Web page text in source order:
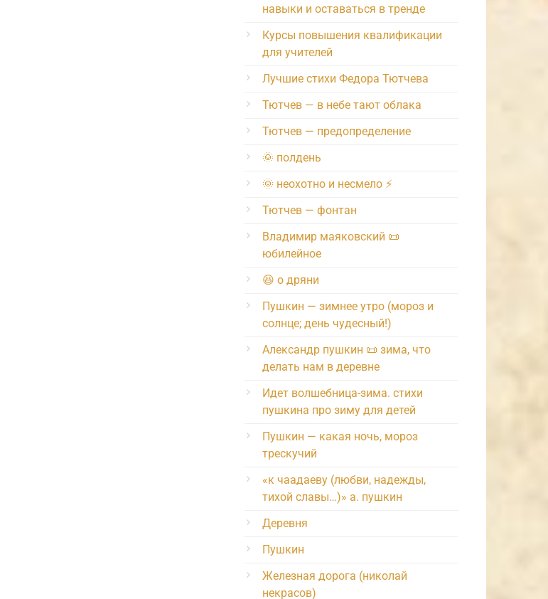
навыки и оставаться в тренде
Курсы повышения квалификации
для учителей
Лучшие стихи Федора Тютчева
Тютчев — в небе тают облака
Тютчев — предопределение
🌞 полдень
🌞 неохотно и несмело ⚡️
Тютчев — фонтан
Владимир маяковский 📜
юбилейное
😆 о дряни
Пушкин — зимнее утро (мороз и
солнце; день чудесный!)
Александр пушкин 📜 зима, что
делать нам в деревне
Идет волшебница-зима. стихи
пушкина про зиму для детей
Пушкин — какая ночь, мороз
трескучий
«к чаадаеву (любви, надежды,
тихой славы…)» а. пушкин
Деревня
Пушкин
Железная дорога (николай
некрасов)